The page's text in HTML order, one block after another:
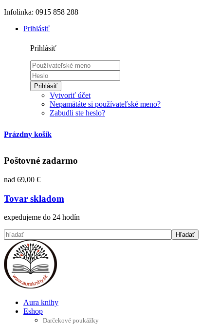
Infolinka: 0915 858 288
Prihlásiť
Prihlásiť
Prihlásiť
Vytvoriť účet
Nepamätáte si používateľské meno?
Zabudli ste heslo?
Prázdny košík
Poštovné zadarmo
nad 69,00 €
Tovar skladom
expedujeme do 24 hodín
Aura knihy
Eshop
Darčekové poukážky